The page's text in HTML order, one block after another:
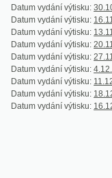
Datum vydání výtisku: 27.11.1820
Datum vydání výtisku:4.12.1820
Datum vydání výtisku:11.12.1820
Datum vydání výtisku:18.12.1820
Datum vydání výtisku:16.12.1820